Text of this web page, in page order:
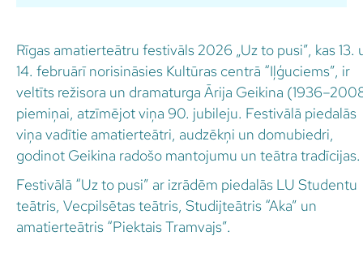
Rīgas amatierteātru festivāls 2026 „Uz to pusi”, kas 13.
14. februārī norisināsies Kultūras centrā “Iļģuciems”, ir
veltīts režisora un dramaturga Ārija Geikina
piemiņai, atzīmējot viņa 90. jubileju. Festivālā piedalās
viņa vadītie amatierteātri, audzēkņi un domubiedri,
godinot Geikina radošo mantojumu un teātra tradīcijas.
Festivālā “Uz to pusi” ar izrādēm piedalās LU Studentu
teātris, Vecpilsētas teātris, Studijteātris “Aka” un
amatierteātris “Piektais Tramvajs”.